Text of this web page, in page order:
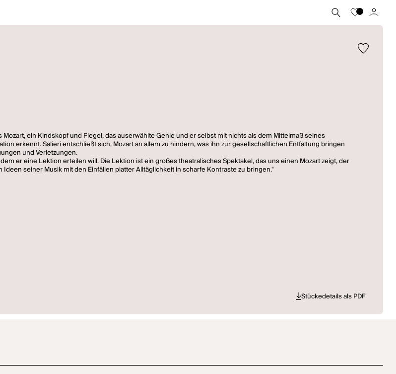
ein Kindskopf und Flegel, das auserwählte Genie und er selbst mit nichts als dem Mittelmaß seines
erkennt. Salieri entschließt sich, Mozart an allem zu hindern, was ihn zur gesellschaftlichen Entfaltung bringen
und Verletzungen.
er eine Lektion erteilen will. Die Lektion ist ein großes theatralisches Spektakel, das uns einen Mozart zeigt, der
seiner Musik mit den Einfällen platter Alltäglichkeit in scharfe Kontraste zu bringen."
Stückedetails als PDF